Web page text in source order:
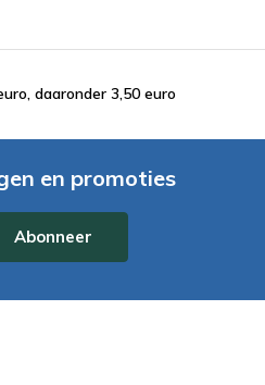
daaronder 3,50 euro
en promoties
Abonneer